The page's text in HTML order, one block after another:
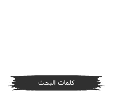
كلمات البحث